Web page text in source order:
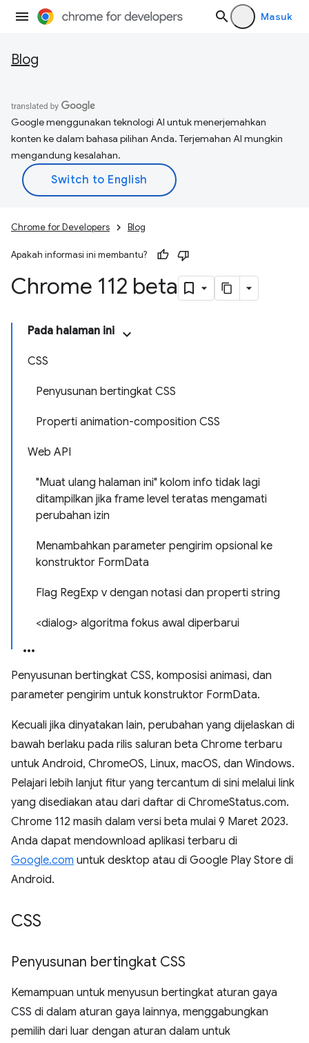
Masuk
Blog
Google menggunakan teknologi AI untuk menerjemahkan
konten ke dalam bahasa pilihan Anda. Terjemahan AI mungkin
mengandung kesalahan.
Chrome for Developers Blog
Apakah informasi ini membantu?
Chrome 112 beta
Pada halaman ini
CSS
Penyusunan bertingkat CSS
Properti animation-composition CSS
Web API
"Muat ulang halaman ini" kolom info tidak lagi
ditampilkan jika frame level teratas mengamati
perubahan izin
Menambahkan parameter pengirim opsional ke
konstruktor FormData
Flag RegExp v dengan notasi dan properti string
<dialog> algoritma fokus awal diperbarui
Penyusunan bertingkat CSS, komposisi animasi, dan
parameter pengirim untuk konstruktor FormData.
Kecuali jika dinyatakan lain, perubahan yang dijelaskan di
bawah berlaku pada rilis saluran beta Chrome terbaru
untuk Android, ChromeOS, Linux, macOS, dan Windows.
Pelajari lebih lanjut fitur yang tercantum di sini melalui link
yang disediakan atau dari daftar di ChromeStatus.com.
Chrome 112 masih dalam versi beta mulai 9 Maret 2023.
Anda dapat mendownload aplikasi terbaru di
Google.com untuk desktop atau di Google Play Store di
Android.
CSS
Penyusunan bertingkat CSS
Kemampuan untuk menyusun bertingkat aturan gaya
CSS di dalam aturan gaya lainnya, menggabungkan
pemilih dari luar dengan aturan dalam untuk